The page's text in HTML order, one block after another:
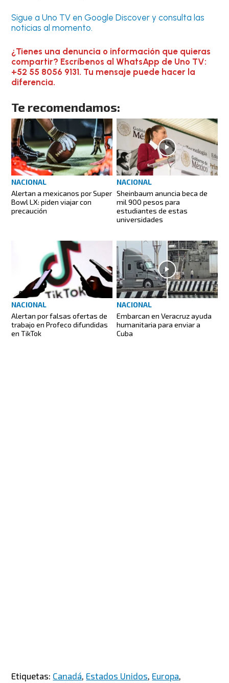
Sigue a Uno TV en Google Discover y consulta las
noticias al momento.
¿Tienes una denuncia o información que quieras
compartir? Escríbenos al WhatsApp de Uno TV:
+52 55 8056 9131. Tu mensaje puede hacer la
diferencia.
Te recomendamos:
NACIONAL
Alertan a mexicanos por Super
Bowl LX: piden viajar con
precaución
NACIONAL
Sheinbaum anuncia beca de
mil 900 pesos para
estudiantes de estas
universidades
NACIONAL
Alertan por falsas ofertas de
trabajo en Profeco difundidas
en TikTok
NACIONAL
Embarcan en Veracruz ayuda
humanitaria para enviar a
Cuba
Etiquetas: Canadá Estados Unidos Europa